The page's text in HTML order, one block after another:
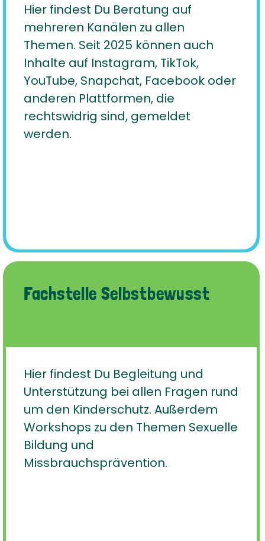
Hier findest Du Beratung auf
mehreren Kanälen zu allen
Themen. Seit 2025 können auch
Inhalte auf Instagram, TikTok,
YouTube, Snapchat, Facebook oder
anderen Plattformen, die
rechtswidrig sind, gemeldet
werden.
Fachstelle Selbstbewusst
Hier findest Du Begleitung und
Unterstützung bei allen Fragen rund
um den Kinderschutz. Außerdem
Workshops zu den Themen Sexuelle
Bildung und
Missbrauchsprävention.